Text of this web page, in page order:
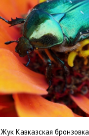
Жук Кавказская бронзовка